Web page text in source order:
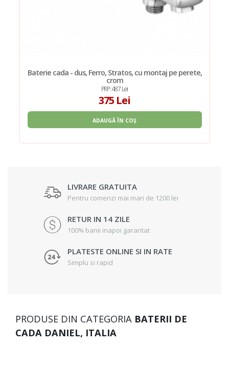
Baterie cada - dus, Ferro, Stratos, cu montaj pe perete,
crom
PRP: 487 Lei
375 Lei
ADAUGĂ ÎN COȘ
LIVRARE GRATUITA
Pentru comenzi mai mari de 1200 lei
RETUR IN 14 ZILE
100% banii inapoi garantat
PLATESTE ONLINE SI IN RATE
Simplu si rapid
PRODUSE DIN CATEGORIA BATERII DE
CADA DANIEL, ITALIA